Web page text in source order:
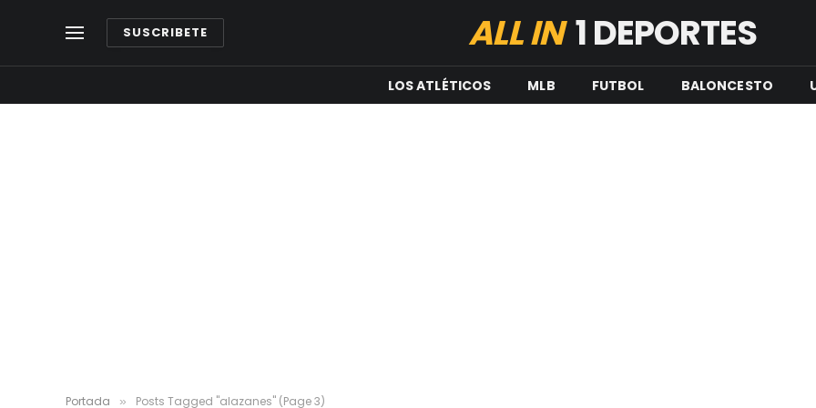
SUSCRIBETE ALL IN1 DEPORTES
LOS ATLÉTICOS MLB FUTBOL BALONCESTO
Portada » Posts Tagged "alazanes" (Page 3)